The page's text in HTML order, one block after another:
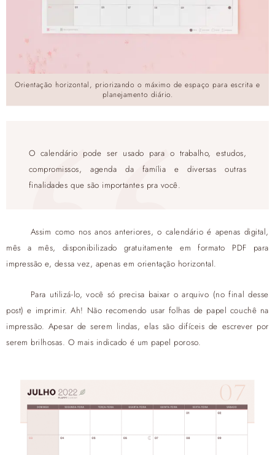
Orientação horizontal, priorizando o máximo de espaço para escrita e
planejamento diário.
O calendário pode ser usado para o trabalho, estudos,
compromissos, agenda da família e diversas outras
finalidades que são importantes pra você.
Assim como nos anos anteriores, o calendário é apenas digital,
mês a mês, disponibilizado gratuitamente em formato PDF para
impressão e, dessa vez, apenas em orientação horizontal.
Para utilizá-lo, você só precisa baixar o arquivo (no final desse
post) e imprimir. Ah! Não recomendo usar folhas de papel couchê na
impressão. Apesar de serem lindas, elas são difíceis de escrever por
serem brilhosas. O mais indicado é um papel poroso.